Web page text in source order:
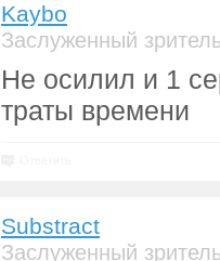
Kaybo
Заслуженный
Не осилил и 1
траты времени
Substract
Заслуженный